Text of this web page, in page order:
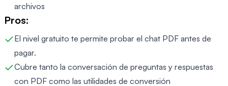
archivos
Pros:
El nivel gratuito te permite probar el chat PDF antes de
pagar.
Cubre tanto la conversación de preguntas y respuestas
con PDF como las utilidades de conversión